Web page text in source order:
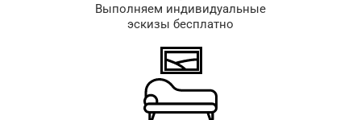
Выполняем индивидуальные
эскизы бесплатно